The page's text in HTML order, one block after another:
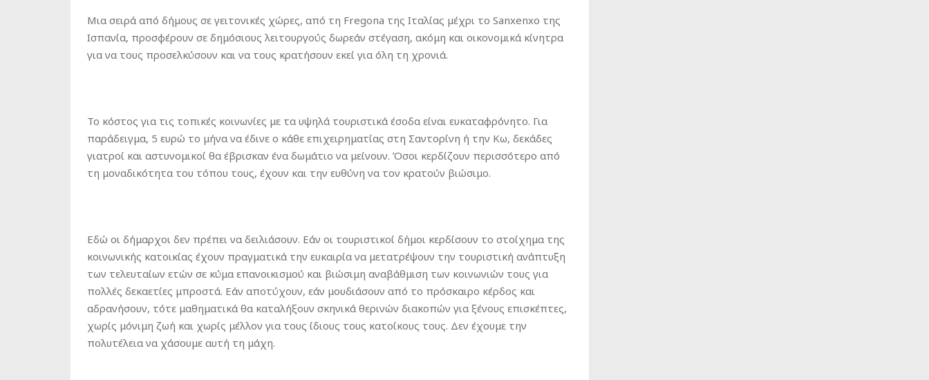
Μια σειρά από δήμους σε γειτονικές χώρες, από τη Fregona της Ιταλίας μέχρι το Sanxenxo της
Ισπανία, προσφέρουν σε δημόσιους λειτουργούς δωρεάν στέγαση, ακόμη και οικονομικά κίνητρα
για να τους προσελκύσουν και να τους κρατήσουν εκεί για όλη τη χρονιά.
Το κόστος για τις τοπικές κοινωνίες με τα υψηλά τουριστικά έσοδα είναι ευκαταφρόνητο. Για
παράδειγμα, 5 ευρώ το μήνα να έδινε ο κάθε επιχειρηματίας στη Σαντορίνη ή την Κω, δεκάδες
γιατροί και αστυνομικοί θα έβρισκαν ένα δωμάτιο να μείνουν. Όσοι κερδίζουν περισσότερο από
τη μοναδικότητα του τόπου τους, έχουν και την ευθύνη να τον κρατούν βιώσιμο.
Εδώ οι δήμαρχοι δεν πρέπει να δειλιάσουν. Εάν οι τουριστικοί δήμοι κερδίσουν το στοίχημα της
κοινωνικής κατοικίας έχουν πραγματικά την ευκαιρία να μετατρέψουν την τουριστική ανάπτυξη
των τελευταίων ετών σε κύμα επανοικισμού και βιώσιμη αναβάθμιση των κοινωνιών τους για
πολλές δεκαετίες μπροστά. Εάν αποτύχουν, εάν μουδιάσουν από το πρόσκαιρο κέρδος και
αδρανήσουν, τότε μαθηματικά θα καταλήξουν σκηνικά θερινών διακοπών για ξένους επισκέπτες,
χωρίς μόνιμη ζωή και χωρίς μέλλον για τους ίδιους τους κατοίκους τους. Δεν έχουμε την
πολυτέλεια να χάσουμε αυτή τη μάχη.